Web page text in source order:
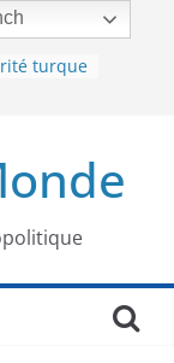
turque